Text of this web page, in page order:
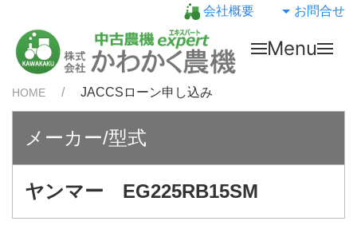
会社概要 お問合せ
Menu
HOME JACCSローン申し込み
メーカー/型式
ヤンマー EG225RB15SM